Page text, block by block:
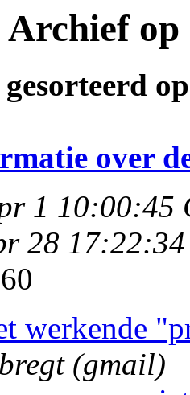
over
1 10:00:45
28 17:22:34
werkende
(gmail)